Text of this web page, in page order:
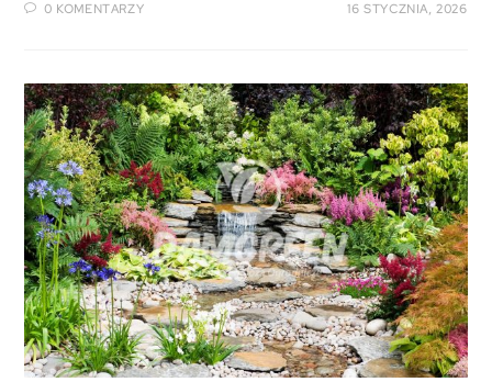
0 KOMENTARZY 16 STYCZNIA, 2026